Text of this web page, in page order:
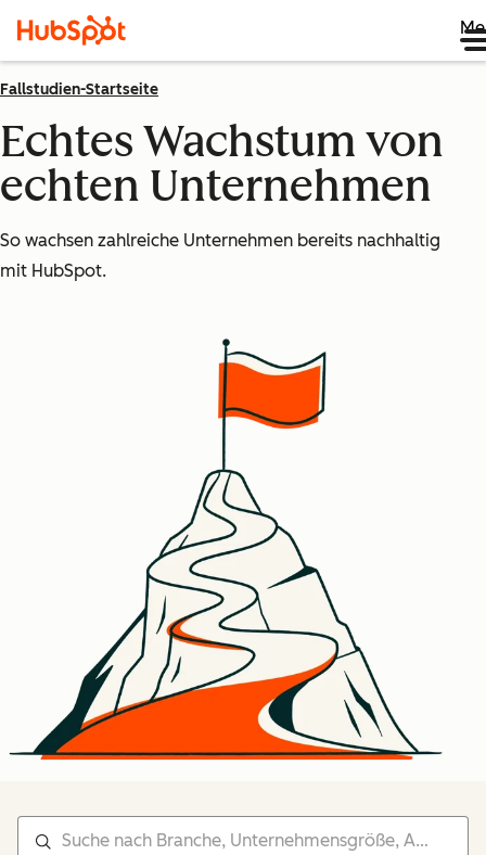
Fallstudien-Startseite
Echtes Wachstum von
echten Unternehmen
So wachsen zahlreiche Unternehmen bereits nachhaltig
mit HubSpot.